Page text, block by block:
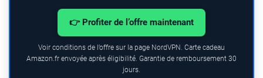
👉 Profiter de l’offre maintenant
Voir conditions de l’offre sur la page NordVPN. Carte cadeau
Amazon.fr envoyée après éligibilité. Garantie de remboursement 30
jours.